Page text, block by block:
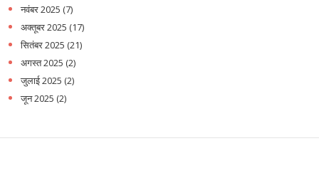
नवंबर 2025 (7)
अक्तूबर 2025 (17)
सितंबर 2025 (21)
अगस्त 2025 (2)
जुलाई 2025 (2)
जून 2025 (2)